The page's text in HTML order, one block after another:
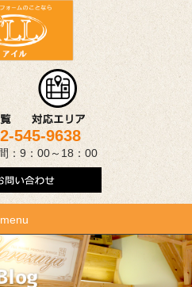
545-9638
：9：00～18：00
menu